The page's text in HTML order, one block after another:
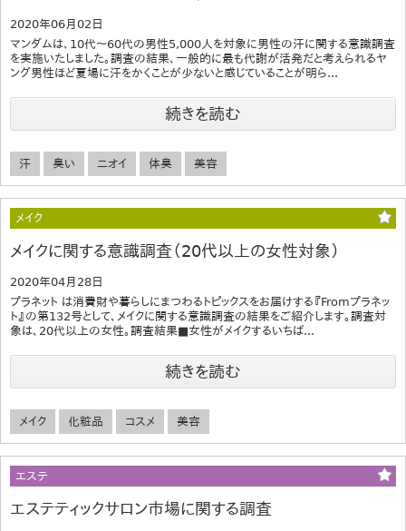
2020年06月02日
マンダムは、10代～60代の男性5,000人を対象に男性の汗に関する意識調査
を実施いたしました。調査の結果、一般的に最も代謝が活発だと考えられるヤ
ング男性ほど夏場に汗をかくことが少ないと感じていることが明ら...
続きを読む
汗 臭い ニオイ 体臭 美容
メイク
メイクに関する意識調査（20代以上の女性対象）
2020年04月28日
プラネット は消費財や暮らしにまつわるトピックスをお届けする『Fromプラネッ
ト』の第132号として、メイクに関する意識調査の結果をご紹介します。調査対
象は、20代以上の女性。調査結果■女性がメイクするいちば...
続きを読む
メイク 化粧品 コスメ 美容
エステ
エステティックサロン市場に関する調査